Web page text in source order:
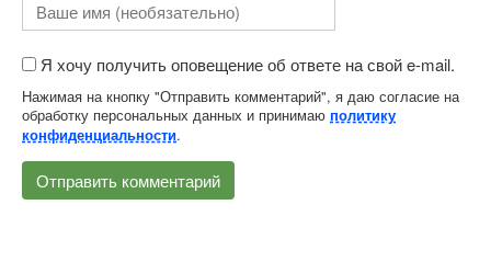
Я хочу получить оповещение об ответе на свой e-mail.
Нажимая на кнопку "Отправить комментарий", я даю согласие на
обработку персональных данных и принимаю политику
конфиденциальности.